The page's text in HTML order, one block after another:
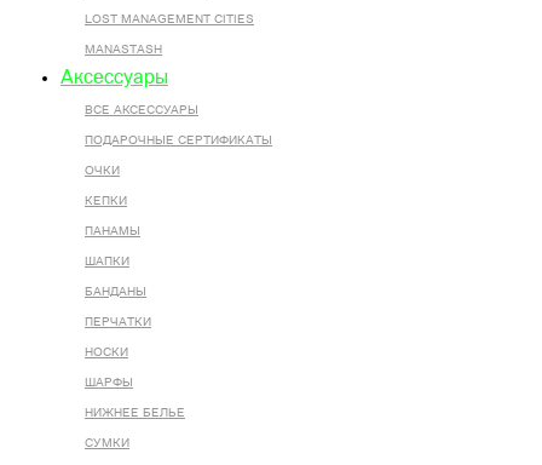
LOST MANAGEMENT CITIES
MANASTASH
Аксессуары
ВСЕ AКСЕССУАРЫ
ПОДАРОЧНЫЕ СЕРТИФИКАТЫ
ОЧКИ
КЕПКИ
ПАНАМЫ
ШАПКИ
БАНДАНЫ
ПЕРЧАТКИ
НОСКИ
ШАРФЫ
НИЖНЕЕ БЕЛЬЕ
СУМКИ